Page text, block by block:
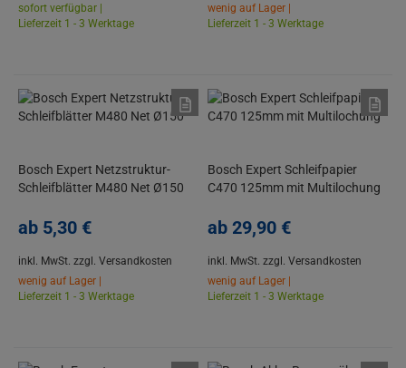
sofort verfügbar |
Lieferzeit 1 - 3 Werktage
wenig auf Lager |
Lieferzeit 1 - 3 Werktage
Bosch Expert Netzstruktur-
Schleifblätter M480 Net Ø150
ab 5,30 €
inkl. MwSt. zzgl. Versandkosten
wenig auf Lager |
Lieferzeit 1 - 3 Werktage
Bosch Expert Schleifpapier
C470 125mm mit Multilochung
ab 29,90 €
inkl. MwSt. zzgl. Versandkosten
wenig auf Lager |
Lieferzeit 1 - 3 Werktage